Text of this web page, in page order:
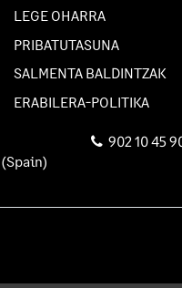
LEGE OHARRA
PRIBATUTASUNA
SALMENTA BALDINTZAK
ERABILERA-POLITIKA
(Spain)
902 10 45